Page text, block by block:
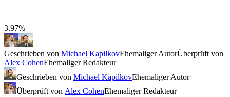
3.97%
Geschrieben von Michael KapilkovEhemaliger AutorÜberprüft von
Alex CohenEhemaliger Redakteur
Geschrieben von Michael KapilkovEhemaliger Autor
Überprüft von Alex CohenEhemaliger Redakteur